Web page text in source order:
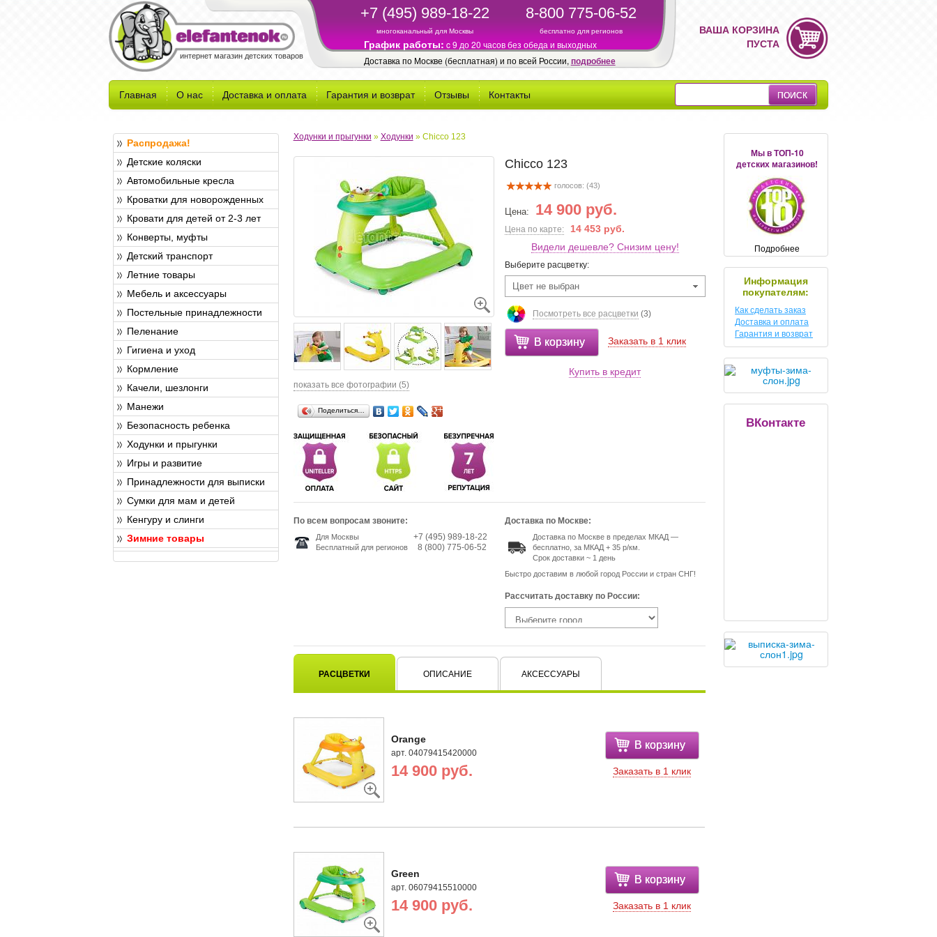
интернет магазин детских товаров
+7 (495) 989-18-22
многоканальный для Москвы
8-800 775-06-52
бесплатно для регионов
График работы: c 9 до 20 часов без обеда и выходных
Доставка по Москве (бесплатная) и по всей России, подробнее
ВАША КОРЗИНА
ПУСТА
Главная О нас Доставка и оплата Гарантия и возврат Отзывы Контакты
Распродажа!
Детские коляски
Автомобильные кресла
Кроватки для новорожденных
Кровати для детей от 2-3 лет
Конверты, муфты
Детский транспорт
Летние товары
Мебель и аксессуары
Постельные принадлежности
Пеленание
Гигиена и уход
Кормление
Качели, шезлонги
Манежи
Безопасность ребенка
Ходунки и прыгунки
Игры и развитие
Принадлежности для выписки
Сумки для мам и детей
Кенгуру и слинги
Зимние товары
Ходунки и прыгунки » Ходунки » Chicco 123
показать все фотографии (5)
Поделиться…
Chicco 123
голосов: (43)
Цена: 14 900 руб.
Цена по карте:
14 453 руб.
Видели дешевле? Снизим цену!
Выберите расцветку:
Цвет не выбран
Посмотреть все расцветки (3)
В корзину Заказать в 1 клик
Купить в кредит
По всем вопросам звоните:
Для Москвы
Бесплатный для регионов
+7 (495) 989-18-22
8 (800) 775-06-52
Доставка по Москве:
Доставка по Москве в пределах МКАД —
бесплатно, за МКАД + 35 р/км.
Срок доставки ~ 1 день
Быстро доставим в любой город России и стран СНГ!
Рассчитать доставку по России:
РАСЦВЕТКИ ОПИСАНИЕ АКСЕССУАРЫ
Orange
арт. 04079415420000
14 900 руб.
В корзину
Заказать в 1 клик
Green
арт. 06079415510000
14 900 руб.
В корзину
Заказать в 1 клик
Мы в ТОП-10
детских магазинов!
Подробнее
Информация
покупателям:
Как сделать заказ
Доставка и оплата
Гарантия и возврат
ВКонтакте